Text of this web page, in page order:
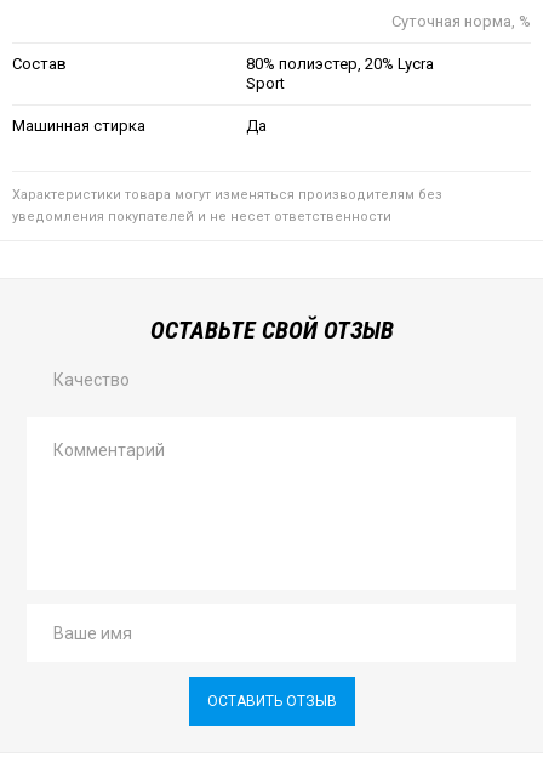
Суточная норма, %
Состав
80% полиэстер, 20% Lycra
Sport
Машинная стирка Да
Характеристики товара могут изменяться производителям без
уведомления покупателей и не несет ответственности
ОСТАВЬТЕ СВОЙ ОТЗЫВ
Качество
ОСТАВИТЬ ОТЗЫВ